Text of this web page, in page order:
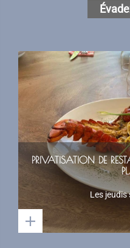
PRIVATISATION DE
Les